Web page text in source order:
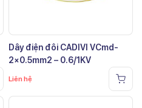
Dây điện đôi CADIVI VCmd-
2×0.5mm2 – 0.6/1KV
Liên hệ